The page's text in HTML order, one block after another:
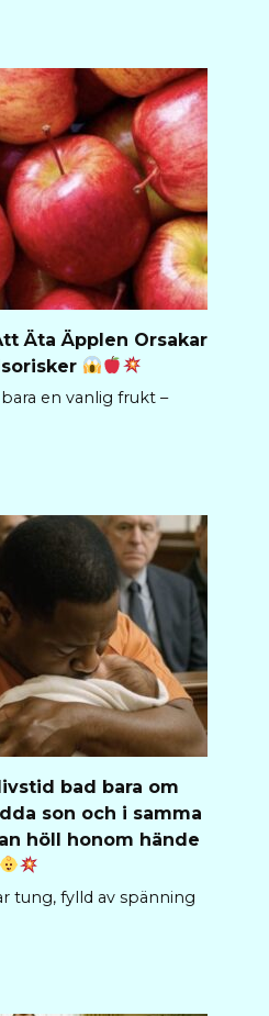
Äta Äpplen Orsakar
en vanlig frukt –
bad bara om
son och i samma
höll honom hände
tung, fylld av spänning